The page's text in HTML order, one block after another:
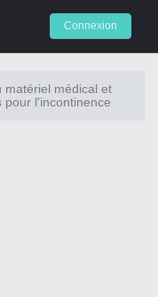
Connexion
Connexion
matériel médical et
pour l'incontinence